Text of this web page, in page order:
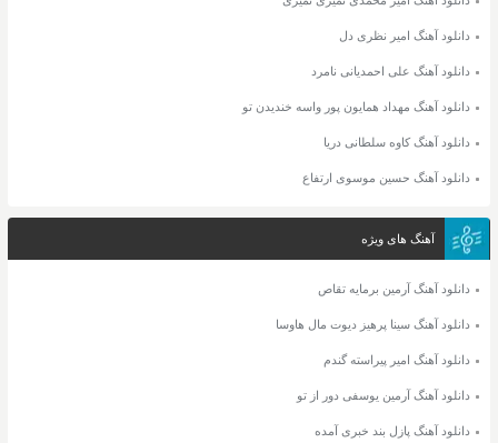
دانلود آهنگ امیر نظری دل
دانلود آهنگ علی احمدیانی نامرد
دانلود آهنگ مهداد همایون پور واسه خندیدن تو
دانلود آهنگ کاوه سلطانی دریا
دانلود آهنگ حسین موسوی ارتفاع
آهنگ های ویژه
دانلود آهنگ آرمین برمایه تقاص
دانلود آهنگ سینا پرهیز دیوت مال هاوسا
دانلود آهنگ امیر پیراسته گندم
دانلود آهنگ آرمین یوسفی دور از تو
دانلود آهنگ پازل بند خبری آمده